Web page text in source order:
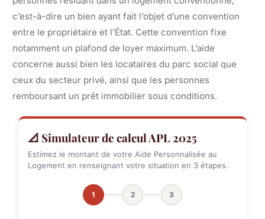
c’est-à-dire un bien ayant fait l’objet d’une convention
entre le propriétaire et l’État. Cette convention fixe
notamment un plafond de loyer maximum. L’aide
concerne aussi bien les locataires du parc social que
ceux du secteur privé, ainsi que les personnes
remboursant un prêt immobilier sous conditions.
📐 Simulateur de calcul APL 2025
Estimez le montant de votre Aide Personnalisée au
Logement en renseignant votre situation en 3 étapes.
1 2 3